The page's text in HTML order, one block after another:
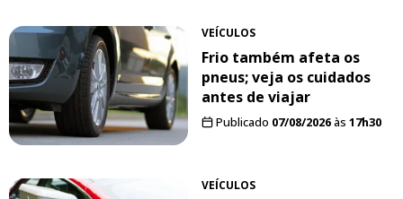
VEÍCULOS
Frio também afeta os
pneus; veja os cuidados
antes de viajar
Publicado 07/08/2026às 17h30
VEÍCULOS